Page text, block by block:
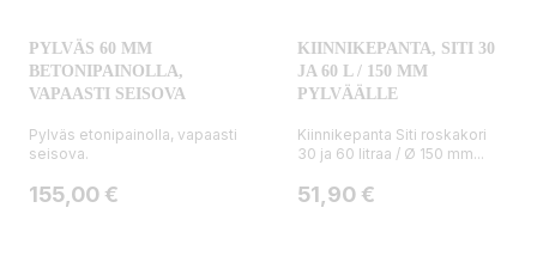
PYLVÄS 60 MM
BETONIPAINOLLA,
VAPAASTI SEISOVA
Pylväs etonipainolla, vapaasti
seisova.
Hinta
155,00 €
KIINNIKEPANTA, SITI 30
JA 60 L / 150 MM
PYLVÄÄLLE
Kiinnikepanta Siti roskakori
30 ja 60 litraa / Ø 150 mm...
Hinta
51,90 €